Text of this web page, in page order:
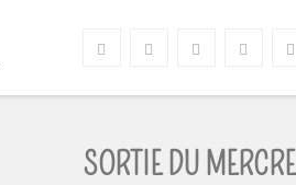
SORTIE DU